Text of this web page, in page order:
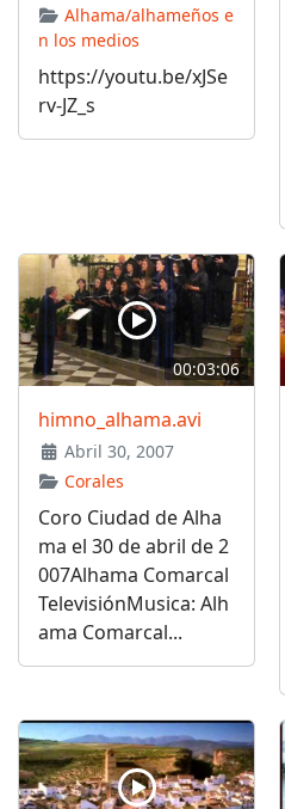
Alhama/alhameños e
n los medios
https://youtu.be/xJSe
rv-JZ_s
00:03:06
himno_alhama.avi
Abril 30, 2007
Corales
Coro Ciudad de Alha
ma el 30 de abril de 2
007Alhama Comarcal
TelevisiónMusica: Alh
ama Comarcal...